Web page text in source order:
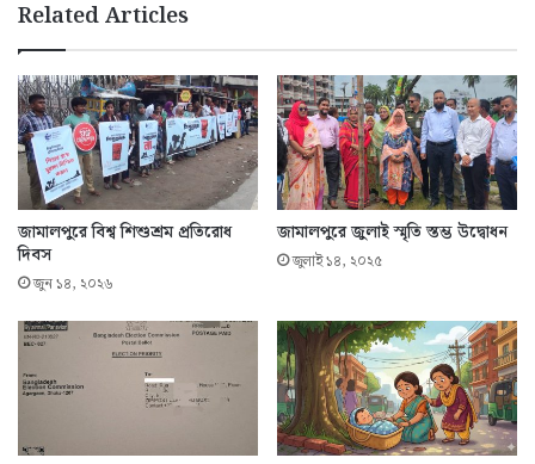
Related Articles
জামালপুরে বিশ্ব শিশুশ্রম প্রতিরোধ
দিবস
জুন ১৪, ২০২৬
জামালপুরে জুলাই স্মৃতি স্তম্ভ উদ্বোধন
জুলাই ১৪, ২০২৫